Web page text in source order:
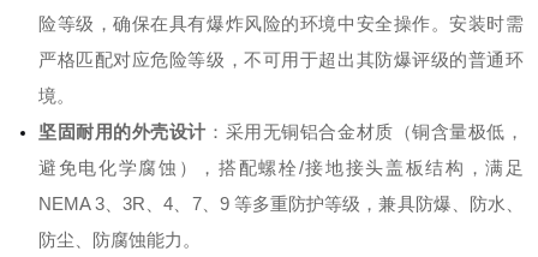
险等级 ，确保在具有爆炸风险的环境中安全操作。安装时需
严格匹配对应危险等级，不可用于超出其防爆评级的普通环
境。
坚固耐用的外壳设计 ：采用无铜铝合金材质（铜含量极低，
避免电化学腐蚀），搭配螺栓/接地接头盖板结构 ，满足
NEMA 3、3R、4、7、9 等多重防护等级 ，兼具防爆、防水、
防尘、防腐蚀能力。